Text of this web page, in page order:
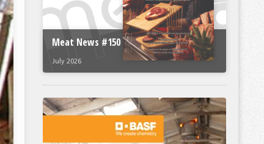
Meat News #150
July 2026